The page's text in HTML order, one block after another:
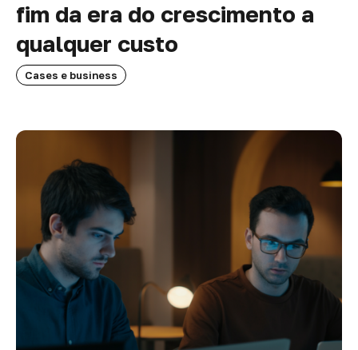
fim da era do crescimento a
qualquer custo
Cases e business